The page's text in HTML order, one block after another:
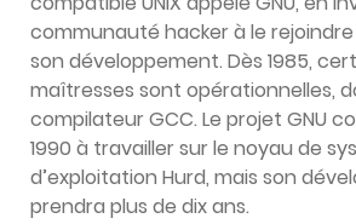
communauté hacker à le
son développement. Dès 1985,
maîtresses sont opérationnelles,
compilateur GCC. Le projet GNU
1990 à travailler sur le noyau de
d’exploitation Hurd, mais son
prendra plus de dix ans.